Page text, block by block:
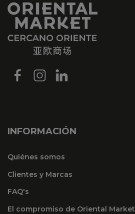
INFORMACIÓN
Quiénes somos
Clientes y Marcas
FAQ's
El compromiso de Oriental Market